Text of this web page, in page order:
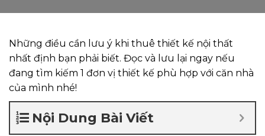
Những điều cần lưu ý khi thuê thiết kế nội thất
nhất định bạn phải biết. Đọc và lưu lại ngay nếu
đang tìm kiếm 1 đơn vị thiết kế phù hợp với căn nhà
của mình nhé!
Nội Dung Bài Viết